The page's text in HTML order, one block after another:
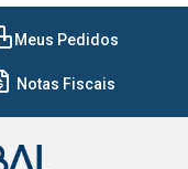
Meus Pedidos
Notas Fiscais